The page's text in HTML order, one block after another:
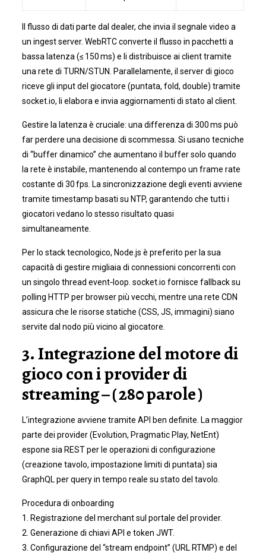
Il flusso di dati parte dal dealer, che invia il segnale video a
un ingest server. WebRTC converte il flusso in pacchetti a
bassa latenza (≤ 150 ms) e li distribuisce ai client tramite
una rete di TURN/STUN. Parallelamente, il server di gioco
riceve gli input del giocatore (puntata, fold, double) tramite
socket.io, li elabora e invia aggiornamenti di stato al client.
Gestire la latenza è cruciale: una differenza di 300 ms può
far perdere una decisione di scommessa. Si usano tecniche
di “buffer dinamico” che aumentano il buffer solo quando
la rete è instabile, mantenendo al contempo un frame rate
costante di 30 fps. La sincronizzazione degli eventi avviene
tramite timestamp basati su NTP, garantendo che tutti i
giocatori vedano lo stesso risultato quasi
simultaneamente.
Per lo stack tecnologico, Node.js è preferito per la sua
capacità di gestire migliaia di connessioni concorrenti con
un singolo thread event‑loop. socket.io fornisce fallback su
polling HTTP per browser più vecchi, mentre una rete CDN
assicura che le risorse statiche (CSS, JS, immagini) siano
servite dal nodo più vicino al giocatore.
3. Integrazione del motore di
gioco con i provider di
streaming – ( 280 parole )
L’integrazione avviene tramite API ben definite. La maggior
parte dei provider (Evolution, Pragmatic Play, NetEnt)
espone sia REST per le operazioni di configurazione
(creazione tavolo, impostazione limiti di puntata) sia
GraphQL per query in tempo reale su stato del tavolo.
Procedura di onboarding
1. Registrazione del merchant sul portale del provider.
2. Generazione di chiavi API e token JWT.
3. Configurazione del “stream endpoint” (URL RTMP) e del